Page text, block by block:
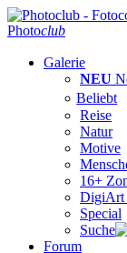
Photoclub
Galerie
NEU
Beliebt
Reise
Natur
Motive
16+
Special
Suche
Forum